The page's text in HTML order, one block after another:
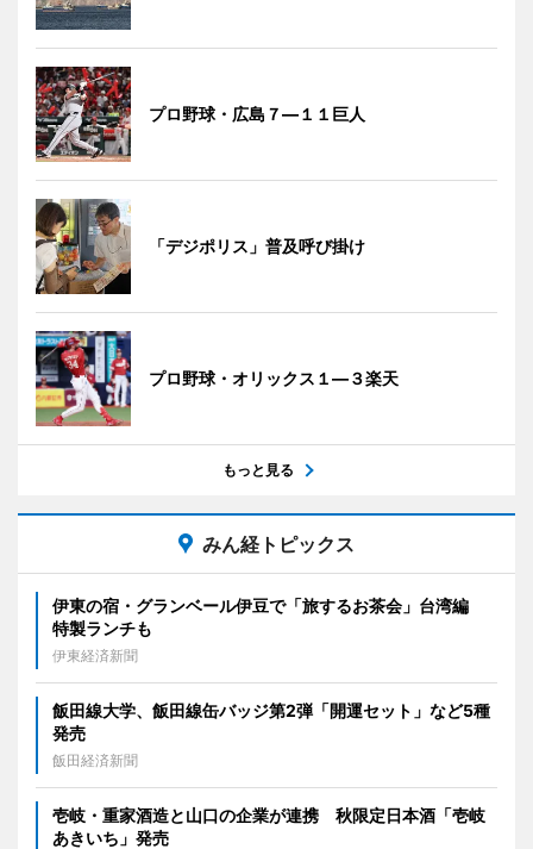
プロ野球・広島７―１１巨人
「デジポリス」普及呼び掛け
プロ野球・オリックス１―３楽天
もっと見る
みん経トピックス
伊東の宿・グランベール伊豆で「旅するお茶会」台湾編
特製ランチも
伊東経済新聞
飯田線大学、飯田線缶バッジ第2弾「開運セット」など5種
発売
飯田経済新聞
壱岐・重家酒造と山口の企業が連携 秋限定日本酒「壱岐
あきいち」発売